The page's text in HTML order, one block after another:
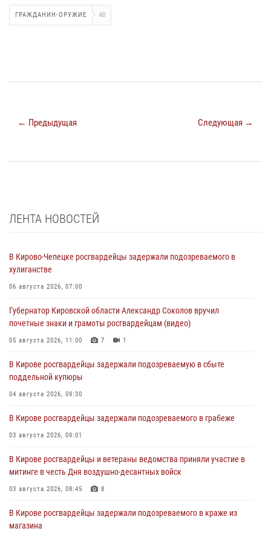
ГРАЖДАНИН-ОРУЖИЕ 60
← Предыдущая Следующая →
ЛЕНТА НОВОСТЕЙ
В Кирово-Чепецке росгвардейцы задержали подозреваемого в
хулиганстве
06 августа 2026, 07:00
Губернатор Кировской области Александр Соколов вручил
почетные знаки и грамоты росгвардейцам (видео)
05 августа 2026, 11:00 7 1
В Кирове росгвардейцы задержали подозреваемую в сбыте
поддельной купюры
04 августа 2026, 09:30
В Кирове росгвардейцы задержали подозреваемого в грабеже
03 августа 2026, 09:01
В Кирове росгвардейцы и ветераны ведомства приняли участие в
митинге в честь Дня воздушно-десантных войск
03 августа 2026, 08:45 8
В Кирове росгвардейцы задержали подозреваемого в краже из
магазина